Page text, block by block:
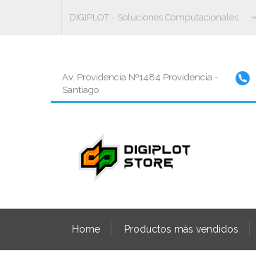
DIGIPLOT - Soluciones Computacionales
Av. Providencia Nº1484 Providencia -
Santiago
Home Productos más vendidos